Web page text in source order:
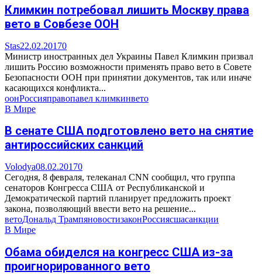
Климкин потребовал лишить Москву права
вето в Совбезе ООН
Stas22.02.20170
Министр иностранных дел Украины Павел Климкин призвал
лишить Россию возможности применять право вето в Совете
Безопасности ООН при принятии документов, так или иначе
касающихся конфликта...
оонРоссияправопавел климкинвето
В Мире
В сенате США подготовлено вето на снятие
антироссийских санкций
Volodya08.02.20170
Сегодня, 8 февраля, телеканал CNN сообщил, что группа
сенаторов Конгресса США от Республиканской и
Демократической партий планирует предложить проект
закона, позволяющий ввести вето на решение...
ветоДональд ТрампяновостизаконРоссиясшасанкции
В Мире
Обама обиделся на конгресс США из-за
проигнорированного вето